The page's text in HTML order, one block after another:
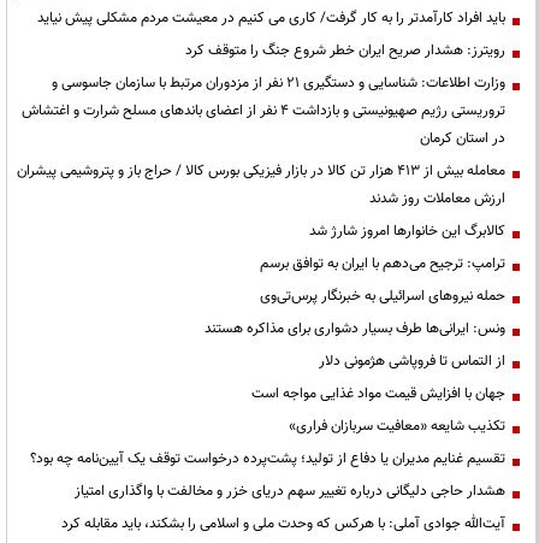
باید افراد کارآمدتر را به کار گرفت/ کاری می کنیم در معیشت مردم مشکلی پیش نیاید
رویترز: هشدار صریح ایران خطر شروع جنگ را متوقف کرد
وزارت اطلاعات: شناسایی و دستگیری ۲۱ نفر از مزدوران مرتبط با سازمان جاسوسی و
تروریستی رژیم صهیونیستی و بازداشت ۴ نفر از اعضای باندهای مسلح شرارت و اغتشاش
در استان کرمان
معامله بیش از ۴۱۳ هزار تن کالا در بازار فیزیکی بورس کالا / حراج باز و پتروشیمی پیشران
ارزش معاملات روز شدند
کالابرگ این خانوارها امروز شارژ شد
ترامپ: ترجیح می‌دهم با ایران به توافق برسم
حمله نیروهای اسرائیلی به خبرنگار پرس‌تی‌وی
ونس: ایرانی‌ها طرف بسیار دشواری برای مذاکره هستند
از التماس تا فروپاشی هژمونی دلار
جهان با افزایش قیمت مواد غذایی مواجه است
تکذیب شایعه «معافیت سربازان فراری»
تقسیم غنایم مدیران یا دفاع از تولید؛ پشت‌پرده درخواست توقف یک آیین‌نامه چه بود؟
هشدار حاجی دلیگانی درباره تغییر سهم دریای خزر و مخالفت با واگذاری امتیاز
آیت‌الله جوادی آملی: با هرکس که وحدت ملی و اسلامی را بشکند، باید مقابله کرد